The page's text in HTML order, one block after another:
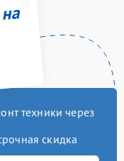
техники через
скидка